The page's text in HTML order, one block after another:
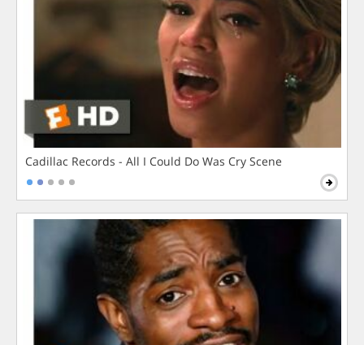
Cadillac Records - All I Could Do Was Cry Scene